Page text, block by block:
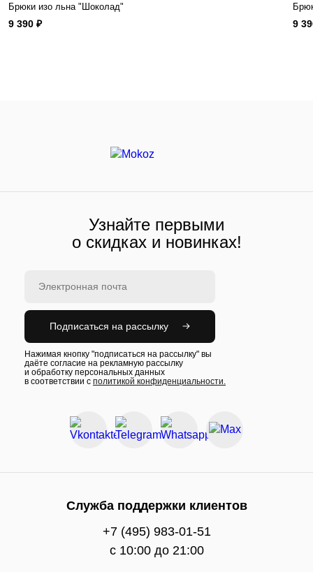
Брюки изо льна "Шоколад"
9 390 ₽ 9
Узнайте первыми
о скидках и новинках!
Подписаться на рассылку
Нажимая кнопку "подписаться на рассылку" вы
даёте согласие на рекламную рассылку
и обработку персональных данных
в соответствии с политикой конфиденциальности.
Служба поддержки клиентов
+7 (495) 983-01-51
c 10:00 до 21:00